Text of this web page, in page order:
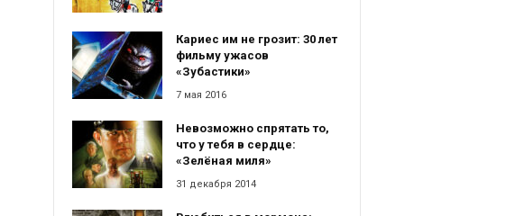
Кариес им не грозит: 30 лет
фильму ужасов
«Зубастики»
7 мая 2016
Невозможно спрятать то,
что у тебя в сердце:
«Зелёная миля»
31 декабря 2014